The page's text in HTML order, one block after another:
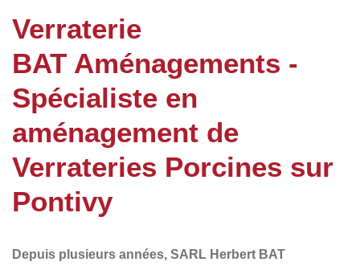
Verraterie
BAT Aménagements -
Spécialiste en
aménagement de
Verrateries Porcines sur
Pontivy
Depuis plusieurs années, SARL Herbert BAT